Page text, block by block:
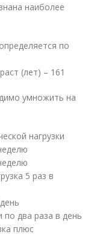
наиболее
по
(лет) – 161
умножить на
нагрузки
5 раз в
по два раза в день
плюс